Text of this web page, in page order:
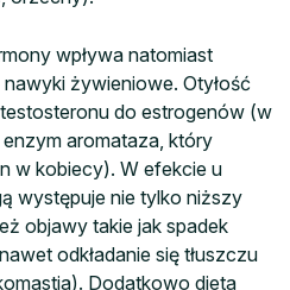
wpływa natomiast
nawyki żywieniowe. Otyłość
do estrogenów (w
aromataza, który
w kobiecy). W efekcie u
występuje nie tylko niższy
objawy takie jak spadek
odkładanie się tłuszczu
Dodatkowo dieta